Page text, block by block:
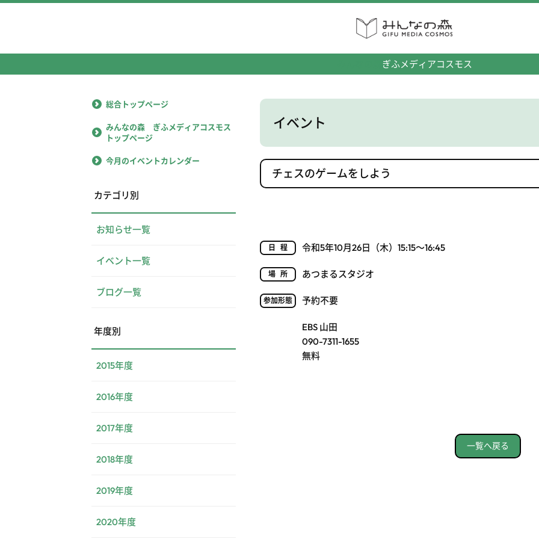
ぎふメディアコスモス
イベント
チェスのゲームをしよう
日程 令和5年10月26日（木）15:15～16:45
場所 あつまるスタジオ
参加形態 予約不要
EBS 山田
090-7311-1655
無料
一覧へ戻る
総合トップページ
みんなの森 ぎふメディアコスモス
トップページ
今月のイベントカレンダー
カテゴリ別
お知らせ一覧
イベント一覧
ブログ一覧
年度別
2015年度
2016年度
2017年度
2018年度
2019年度
2020年度